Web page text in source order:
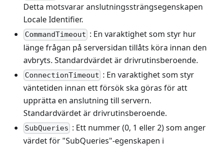
Detta motsvarar anslutningssträngsegenskapen
Locale Identifier.
CommandTimeout : En varaktighet som styr hur
länge frågan på serversidan tillåts köra innan den
avbryts. Standardvärdet är drivrutinsberoende.
ConnectionTimeout : En varaktighet som styr
väntetiden innan ett försök ska göras för att
upprätta en anslutning till servern.
Standardvärdet är drivrutinsberoende.
SubQueries : Ett nummer (0, 1 eller 2) som anger
värdet för "SubQueries"-egenskapen i